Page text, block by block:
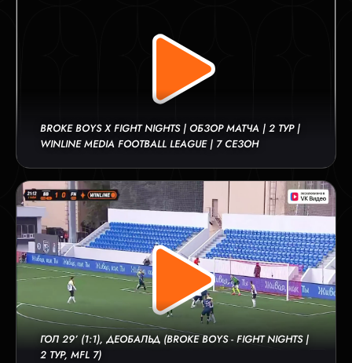
BROKE BOYS X FIGHT NIGHTS | ОБЗОР МАТЧА | 2 ТУР |
WINLINE MEDIA FOOTBALL LEAGUE | 7 СЕЗОН
ГОЛ 29’ (1:1), ДЕОБАЛЬД (BROKE BOYS - FIGHT NIGHTS |
2 ТУР, MFL 7)